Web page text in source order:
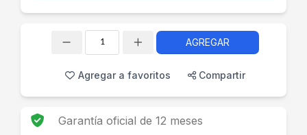
AGREGAR
Agregar a favoritos Compartir
Garantía oficial de 12 meses